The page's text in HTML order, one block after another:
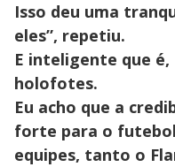
Isso deu uma
eles”, repetiu.
E inteligente que
holofotes.
Eu acho que a
forte para o
equipes, tanto o